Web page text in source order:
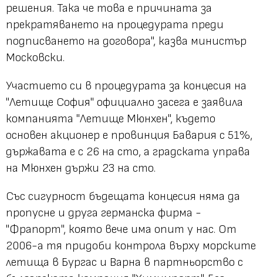
решения. Така че това е причината за
прекратяването на процедурата преди
подписването на договора", казва министър
Московски.
Участието си в процедурата за концесия на
"Летище София" официално засега е заявила
компанията "Летище Мюнхен", където
основен акционер е провинция Бавария с 51%,
държавата е с 26 на сто, а градската управа
на Мюнхен държи 23 на сто.
Със сигурност бъдещата концесия няма да
пропусне и друга германска фирма -
"Фрапорт", която вече има опит у нас. От
2006-а тя придоби контрола върху морските
летища в Бургас и Варна в партньорство с